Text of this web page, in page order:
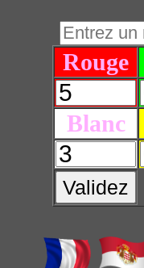
Rouge
Blanc
Validez